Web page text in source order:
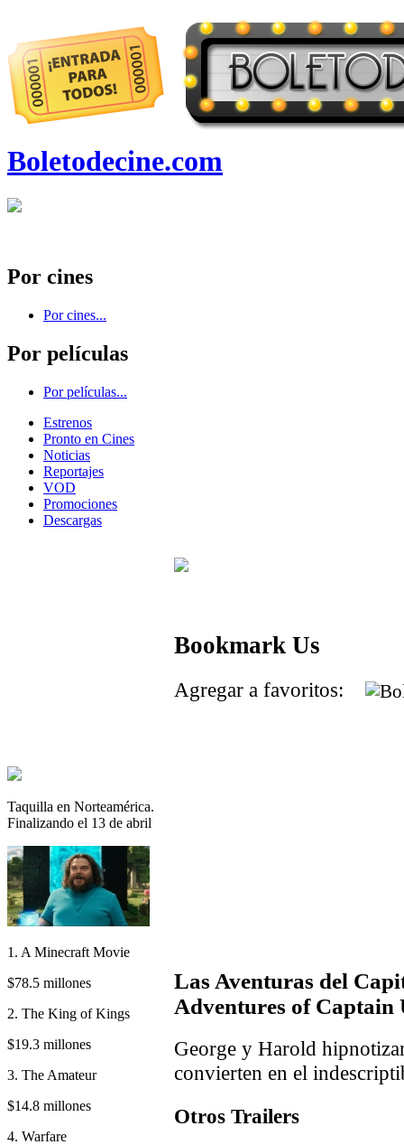
Boletodecine.com
Por cines
Por cines...
Por películas
Por películas...
Estrenos
Pronto en Cines
Noticias
Reportajes
VOD
Promociones
Descargas
Taquilla en Norteamérica.
Finalizando el 13 de abril
1. A Minecraft Movie
$78.5 millones
2. The King of Kings
$19.3 millones
3. The Amateur
$14.8 millones
4. Warfare
Bookmark Us
Agregar a favoritos:
Las Aventuras del
Adventures of Captain
George y Harold
convierten en el
Otros Trailers